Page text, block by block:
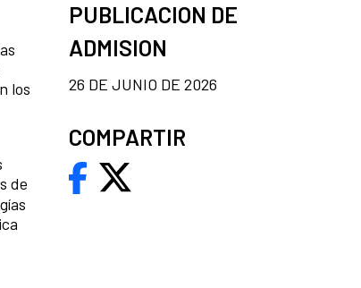
los
de
PUBLICACION DE
ADMISION
26 DE JUNIO DE 2026
COMPARTIR